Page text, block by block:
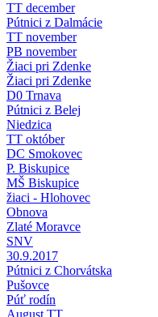
TT december
Pútnici z Dalmácie
TT november
PB november
Žiaci pri Zdenke
Žiaci pri Zdenke
D0 Trnava
Pútnici z Belej
Niedzica
TT október
DC Smokovec
P. Biskupice
MŠ Biskupice
žiaci - Hlohovec
Obnova
Zlaté Moravce
SNV
30.9.2017
Pútnici z Chorvátska
Pušovce
Púť rodín